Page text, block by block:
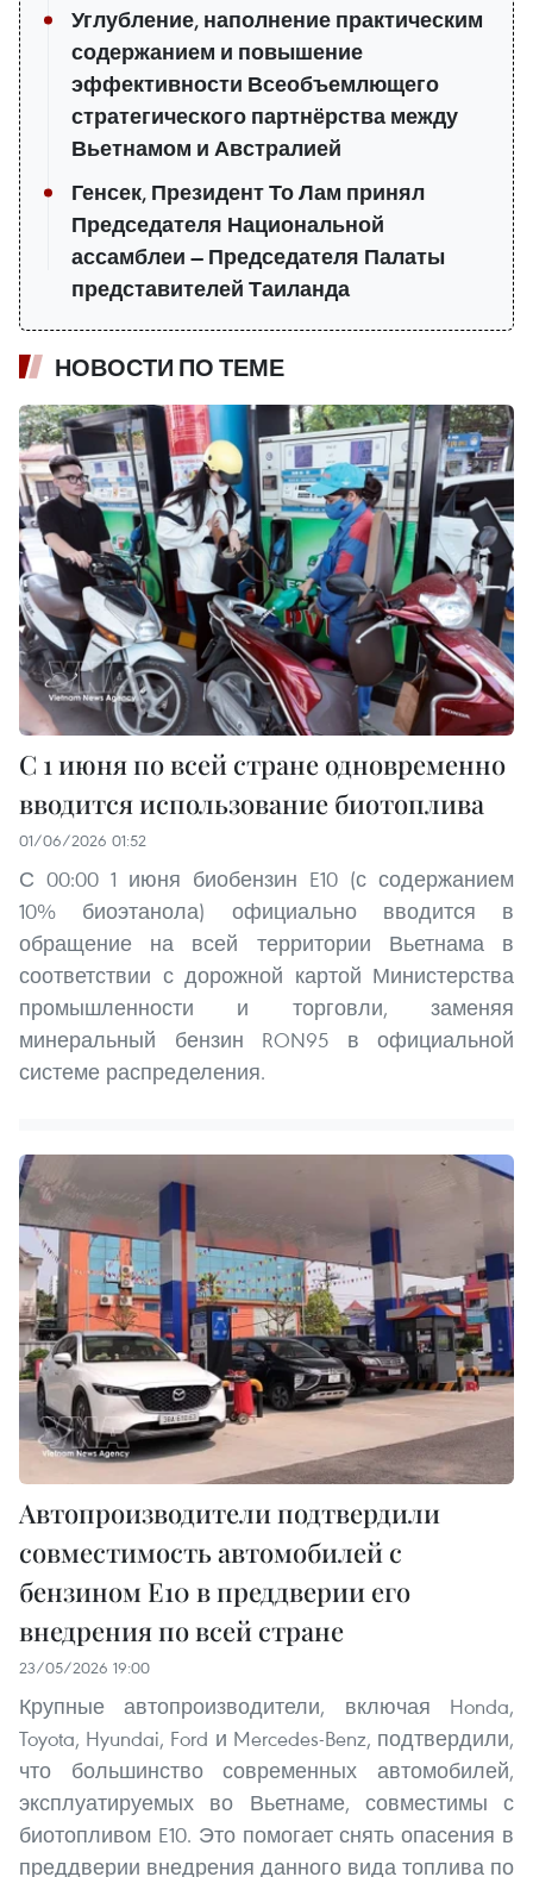
Углубление, наполнение практическим
содержанием и повышение
эффективности Всеобъемлющего
стратегического партнёрства между
Вьетнамом и Австралией
Генсек, Президент То Лам принял
Председателя Национальной
ассамблеи — Председателя Палаты
представителей Таиланда
НОВОСТИ ПО ТЕМЕ
С 1 июня по всей стране одновременно
вводится использование биотоплива
01/06/2026 01:52
С 00:00 1 июня биобензин E10 (с содержанием
10% биоэтанола) официально вводится в
обращение на всей территории Вьетнама в
соответствии с дорожной картой Министерства
промышленности и торговли, заменяя
минеральный бензин RON95 в официальной
системе распределения.
Автопроизводители подтвердили
совместимость автомобилей с
бензином E10 в преддверии его
внедрения по всей стране
23/05/2026 19:00
Крупные автопроизводители, включая Honda,
Toyota, Hyundai, Ford и Mercedes-Benz, подтвердили,
что большинство современных автомобилей,
эксплуатируемых во Вьетнаме, совместимы с
биотопливом E10. Это помогает снять опасения в
преддверии внедрения данного вида топлива по